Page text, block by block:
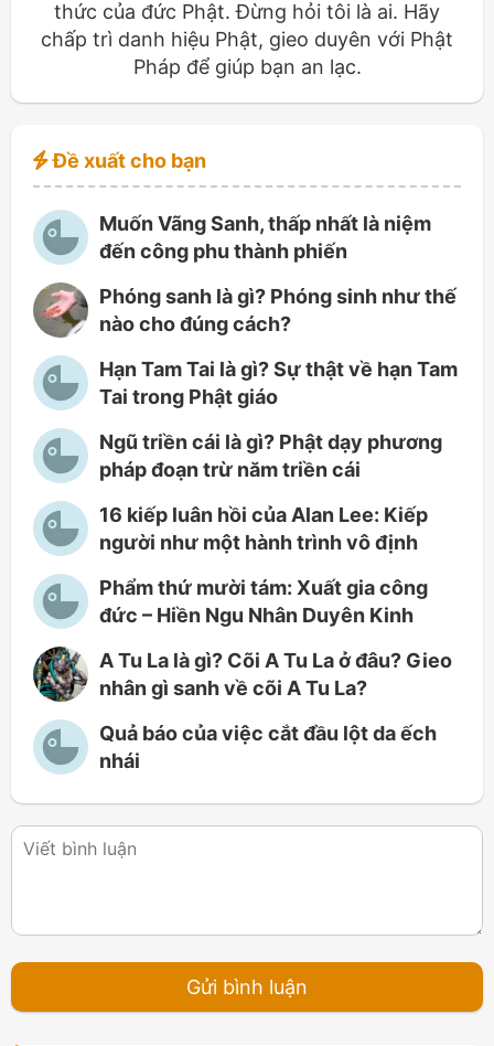
thức của đức Phật. Đừng hỏi tôi là ai. Hãy
chấp trì danh hiệu Phật, gieo duyên với Phật
Pháp để giúp bạn an lạc.
Đề xuất cho bạn
Muốn Vãng Sanh, thấp nhất là niệm
đến công phu thành phiến
Phóng sanh là gì? Phóng sinh như thế
nào cho đúng cách?
Hạn Tam Tai là gì? Sự thật về hạn Tam
Tai trong Phật giáo
Ngũ triền cái là gì? Phật dạy phương
pháp đoạn trừ năm triền cái
16 kiếp luân hồi của Alan Lee: Kiếp
người như một hành trình vô định
Phẩm thứ mười tám: Xuất gia công
đức – Hiền Ngu Nhân Duyên Kinh
A Tu La là gì? Cõi A Tu La ở đâu? Gieo
nhân gì sanh về cõi A Tu La?
Quả báo của việc cắt đầu lột da ếch
nhái